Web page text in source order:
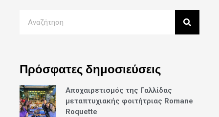
Πρόσφατες δημοσιεύσεις
Αποχαιρετισμός της Γαλλίδας
μεταπτυχιακής φοιτήτριας Romane
Roquette